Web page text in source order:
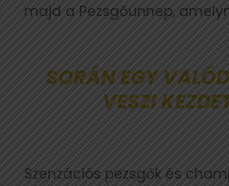
majd a Pezsgőünnep,
SORÁN EGY
VESZI
Szenzációs pezsgők és